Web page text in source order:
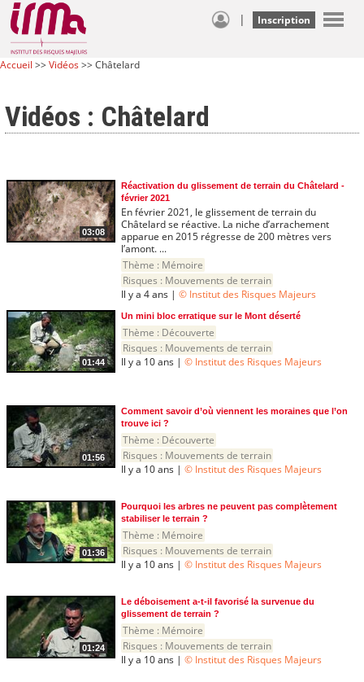
| Inscription
Accueil >>Vidéos>> Châtelard
Vidéos : Châtelard
03:08
Réactivation du glissement de terrain du Châtelard -
février 2021
En février 2021, le glissement de terrain du
Châtelard se réactive. La niche d’arrachement
apparue en 2015 régresse de 200 mètres vers
l’amont. ...
Thème : Mémoire
Risques : Mouvements de terrain
Il y a 4 ans | © Institut des Risques Majeurs
01:44
Un mini bloc erratique sur le Mont déserté
Thème : Découverte
Risques : Mouvements de terrain
Il y a 10 ans | © Institut des Risques Majeurs
01:56
Comment savoir d’où viennent les moraines que l’on
trouve ici ?
Thème : Découverte
Risques : Mouvements de terrain
Il y a 10 ans | © Institut des Risques Majeurs
01:36
Pourquoi les arbres ne peuvent pas complètement
stabiliser le terrain ?
Thème : Mémoire
Risques : Mouvements de terrain
Il y a 10 ans | © Institut des Risques Majeurs
01:24
Le déboisement a-t-il favorisé la survenue du
glissement de terrain ?
Thème : Mémoire
Risques : Mouvements de terrain
Il y a 10 ans | © Institut des Risques Majeurs